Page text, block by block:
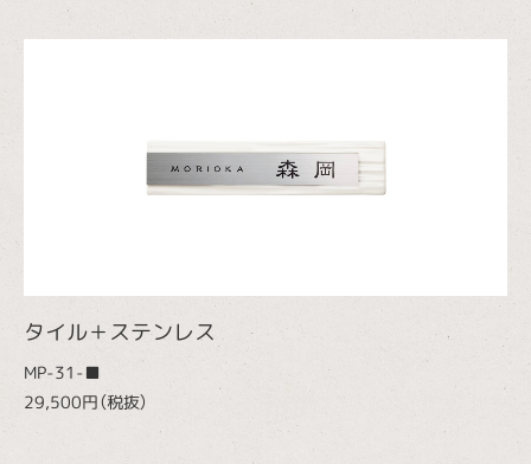
タイル＋ステンレス
MP-31-■
29,500円（税抜）